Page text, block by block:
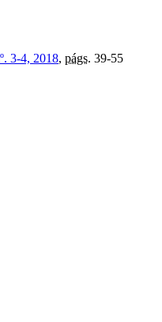
3-4, 2018, págs. 39-55